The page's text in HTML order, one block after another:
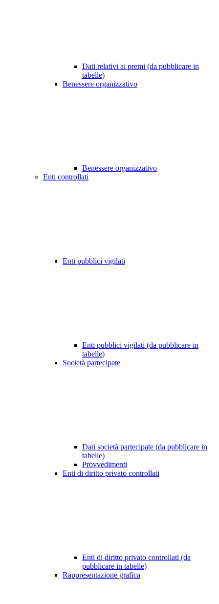
Dati relativi ai premi (da pubblicare in
tabelle)
Benessere organizzativo
Benessere organizzativo
Enti controllati
Enti pubblici vigilati
Enti pubblici vigilati (da pubblicare in
tabelle)
Società partecipate
Dati società partecipate (da pubblicare in
tabelle)
Provvedimenti
Enti di diritto privato controllati
Enti di diritto privato controllati (da
pubblicare in tabelle)
Rappresentazione grafica